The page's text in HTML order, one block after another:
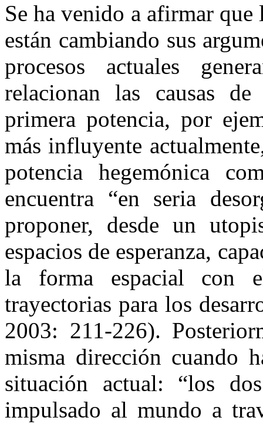
Se ha venido a afirmar
están cambiando sus
procesos actuales
relacionan las causas
primera potencia, por
más influyente
potencia hegemónica
encuentra “en seria
proponer, desde un
espacios de esperanza,
la forma espacial con
trayectorias para los
2003: 211-226).
misma dirección cuando
situación actual: “los
impulsado al mundo a